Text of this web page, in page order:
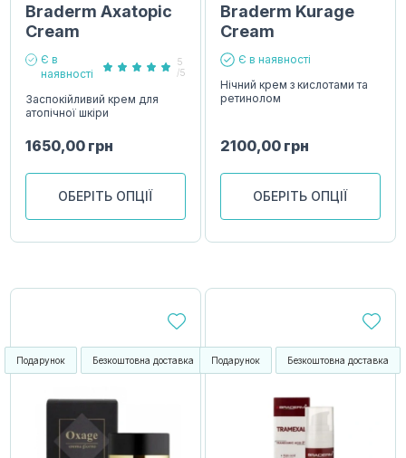
Braderm Axatopic
Cream
Є в
наявності
5
/5
Заспокійливий крем для
атопічної шкіри
1650,00 грн
ОБЕРІТЬ ОПЦІЇ
Braderm Kurage
Cream
Є в наявності
Нічний крем з кислотами та
ретинолом
2100,00 грн
ОБЕРІТЬ ОПЦІЇ
Подарунок Безкоштовна доставка Подарунок Безкоштовна доставка